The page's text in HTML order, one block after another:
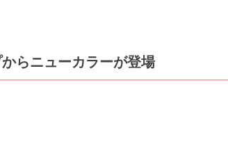
らニューカラーが登場